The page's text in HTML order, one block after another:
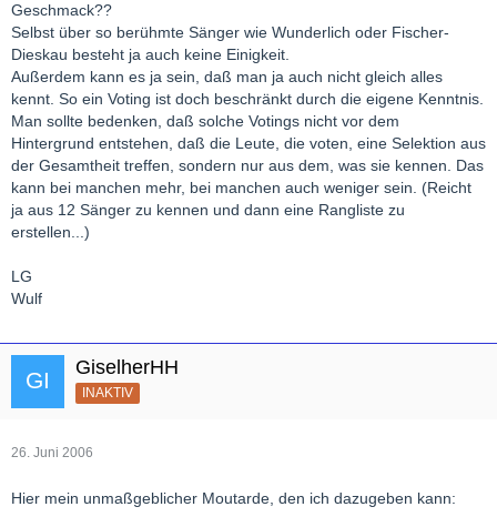
Geschmack??
Selbst über so berühmte Sänger wie Wunderlich oder Fischer-
Dieskau besteht ja auch keine Einigkeit.
Außerdem kann es ja sein, daß man ja auch nicht gleich alles
kennt. So ein Voting ist doch beschränkt durch die eigene Kenntnis.
Man sollte bedenken, daß solche Votings nicht vor dem
Hintergrund entstehen, daß die Leute, die voten, eine Selektion aus
der Gesamtheit treffen, sondern nur aus dem, was sie kennen. Das
kann bei manchen mehr, bei manchen auch weniger sein. (Reicht
ja aus 12 Sänger zu kennen und dann eine Rangliste zu
erstellen...)
LG
Wulf
GiselherHH
INAKTIV
26. Juni 2006
Hier mein unmaßgeblicher Moutarde, den ich dazugeben kann: